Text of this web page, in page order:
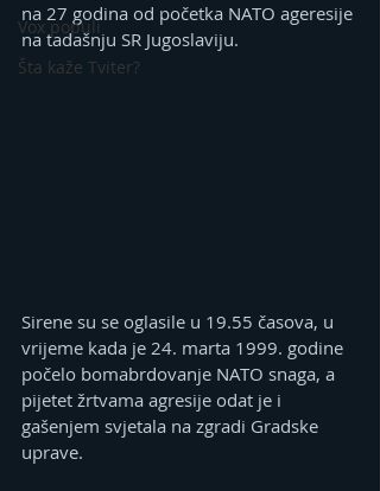
Vox populi
Šta kaže Tviter?
na 27 godina od početka NATO ageresije
na tadašnju SR Jugoslaviju.
Sirene su se oglasile u 19.55 časova, u
vrijeme kada je 24. marta 1999. godine
počelo bomabrdovanje NATO snaga, a
pijetet žrtvama agresije odat je i
gašenjem svjetala na zgradi Gradske
uprave.